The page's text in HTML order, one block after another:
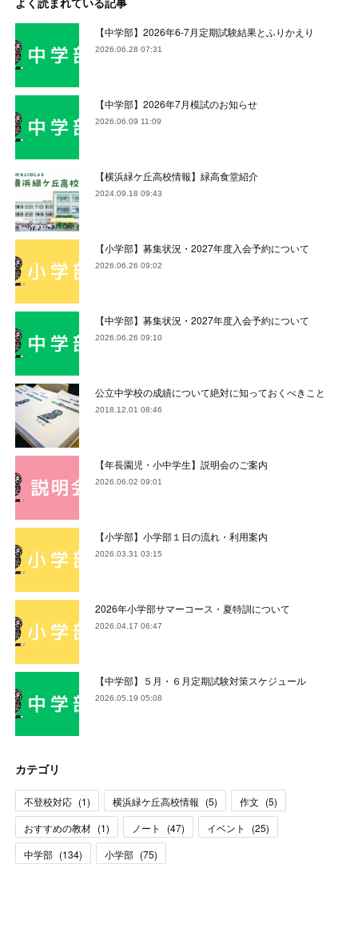
よく読まれている記事
【中学部】2026年6-7月定期試験結果とふりかえり
2026.06.28 07:31
【中学部】2026年7月模試のお知らせ
2026.06.09 11:09
【横浜緑ケ丘高校情報】緑高食堂紹介
2024.09.18 09:43
【小学部】募集状況・2027年度入会予約について
2026.06.26 09:02
【中学部】募集状況・2027年度入会予約について
2026.06.26 09:10
公立中学校の成績について絶対に知っておくべきこと
2018.12.01 08:46
【年長園児・小中学生】説明会のご案内
2026.06.02 09:01
【小学部】小学部１日の流れ・利用案内
2026.03.31 03:15
2026年小学部サマーコース・夏特訓について
2026.04.17 06:47
【中学部】５月・６月定期試験対策スケジュール
2026.05.19 05:08
カテゴリ
不登校対応 (1) 横浜緑ケ丘高校情報 (5) 作文 (5)
おすすめの教材 (1) ノート (47) イベント (25)
中学部 (134) 小学部 (75)